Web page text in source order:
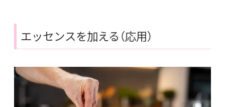
エッセンスを加える（応用）